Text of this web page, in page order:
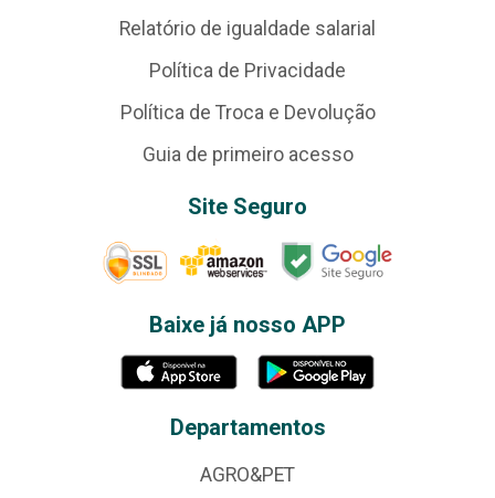
Relatório de igualdade salarial
Política de Privacidade
Política de Troca e Devolução
Guia de primeiro acesso
Site Seguro
Baixe já nosso APP
Departamentos
AGRO&PET